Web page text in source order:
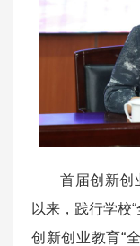
首届创新创
以来，践行学校
创新创业教育“